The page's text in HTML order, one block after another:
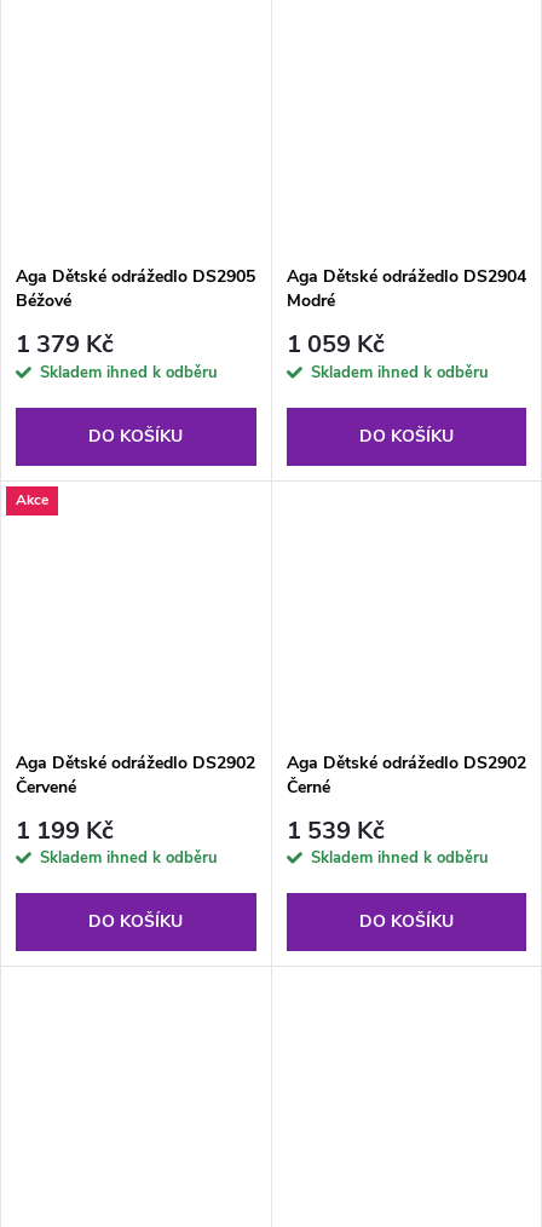
Aga Dětské odrážedlo DS2905
Béžové
1 379 Kč
Skladem ihned k odběru
DO KOŠÍKU
Aga Dětské odrážedlo DS2904
Modré
1 059 Kč
Skladem ihned k odběru
DO KOŠÍKU
Akce
Aga Dětské odrážedlo DS2902
Červené
1 199 Kč
Skladem ihned k odběru
DO KOŠÍKU
Aga Dětské odrážedlo DS2902
Černé
1 539 Kč
Skladem ihned k odběru
DO KOŠÍKU